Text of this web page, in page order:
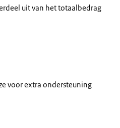
uit van het totaalbedrag
voor extra ondersteuning